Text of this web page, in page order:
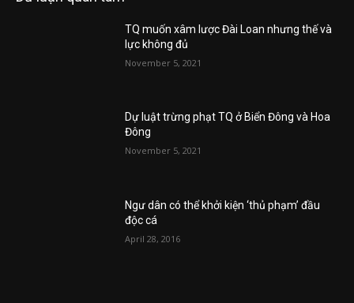
TQ muốn xâm lược Đài Loan nhưng thế và
lực không đủ
November 5, 2021
Dự luật trừng phạt TQ ở Biển Đông và Hoa
Đông
November 5, 2021
Ngư dân có thể khởi kiện ‘thủ phạm’ đầu
độc cá
April 28, 2016